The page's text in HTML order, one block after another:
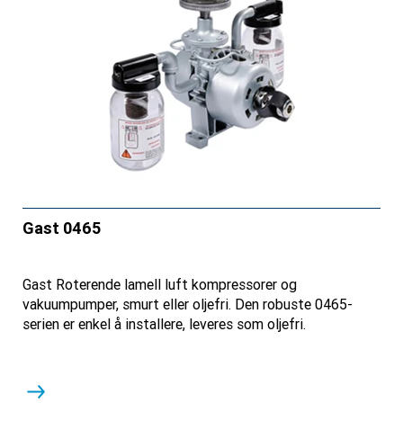
Gast 0465
Gast Roterende lamell luft kompressorer og
vakuumpumper, smurt eller oljefri. Den robuste 0465-
serien er enkel å installere, leveres som oljefri.